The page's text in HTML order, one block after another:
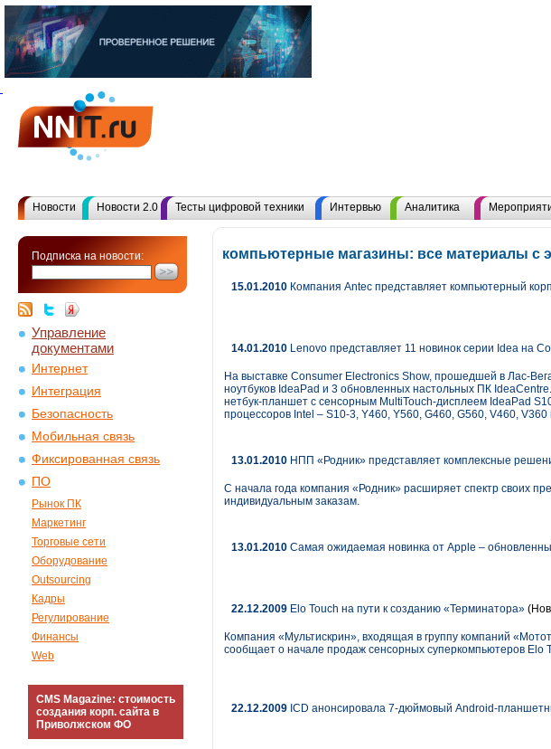
Новости Новости 2.0 Тесты цифровой техники Интервью Аналитика
Подписка на новости:
Управление
документами
Интернет
Интеграция
Безопасность
Мобильная связь
Фиксированная связь
ПО
Рынок ПК
Маркетинг
Торговые сети
Оборудование
Outsourcing
Кадры
Регулирование
Финансы
Web
CMS Magazine: стоимость
создания корп. сайта в
Приволжском ФО
компьютерные магазины: все материалы с
15.01.2010 Компания Antec представляет компьютерный
14.01.2010 Lenovo представляет 11 новинок серии Idea на
На выставке Consumer Electronics Show, прошедшей в Лас-
ноутбуков IdeaPad и 3 обновленных настольных ПК
нетбук-планшет с сенсорным MultiTouch-дисплеем IdeaPad
процессоров Intel – S10-3, Y460, Y560, G460, G560, V460,
13.01.2010 НПП «Родник» представляет комплексные
С начала года компания «Родник» расширяет спектр своих
индивидуальным заказам.
13.01.2010 Самая ожидаемая новинка от Apple –
22.12.2009 Elo Touch на пути к созданию «Терминатора»
Компания «Мультискрин», входящая в группу компаний
сообщает о начале продаж сенсорных суперкомпьютеров Elo
22.12.2009 ICD анонсировала 7-дюймовый Android-